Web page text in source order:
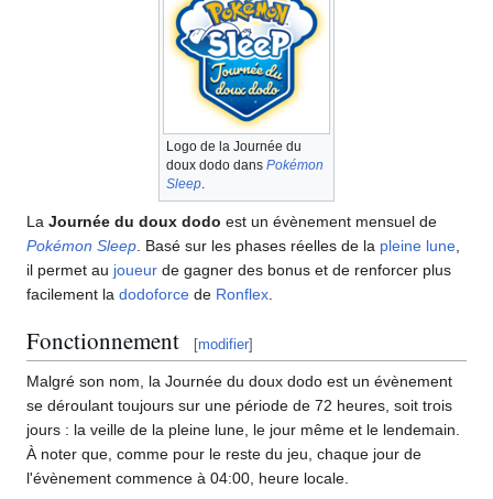
Logo de la Journée du
doux dodo dans Pokémon
Sleep.
La Journée du doux dodo est un évènement mensuel de
Pokémon Sleep . Basé sur les phases réelles de la pleine lune
il permet au joueur de gagner des bonus et de renforcer plus
facilement la dodoforce de Ronflex
Fonctionnement [modifier]
Malgré son nom, la Journée du doux dodo est un évènement
se déroulant toujours sur une période de 72 heures, soit trois
jours : la veille de la pleine lune, le jour même et le lendemain.
À noter que, comme pour le reste du jeu, chaque jour de
l'évènement commence à 04:00, heure locale.